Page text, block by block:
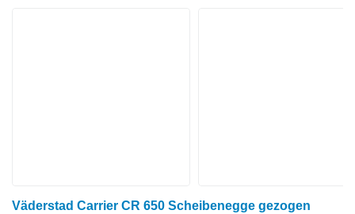
Väderstad Carrier CR 650 Scheibenegge gezogen